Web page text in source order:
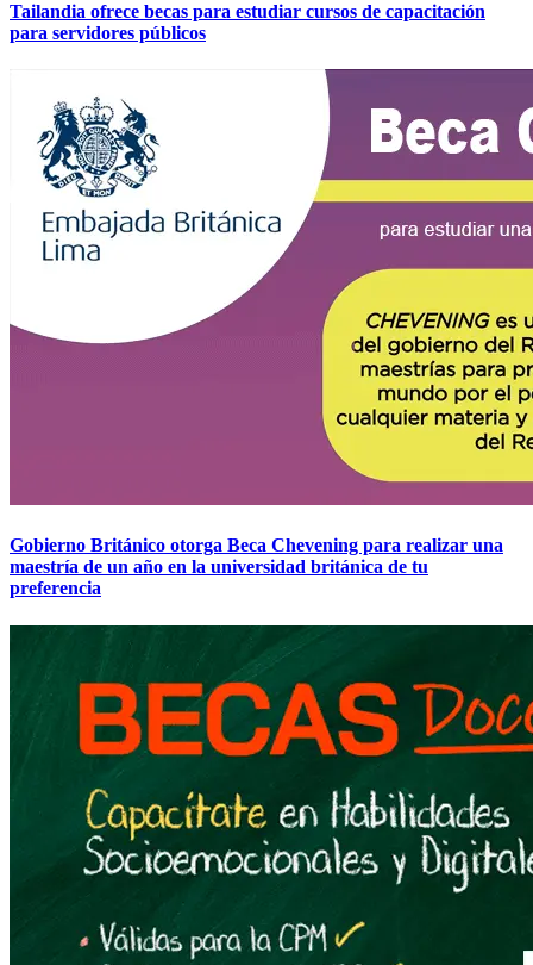
Tailandia ofrece becas para estudiar cursos de capacitación
para servidores públicos
Gobierno Británico otorga Beca Chevening para realizar una
maestría de un año en la universidad británica de tu
preferencia